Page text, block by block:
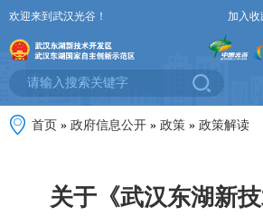
欢迎来到武汉光谷！ 加入收
首页 » 政府信息公开 » 政策 » 政策解读
关于《武汉东湖新